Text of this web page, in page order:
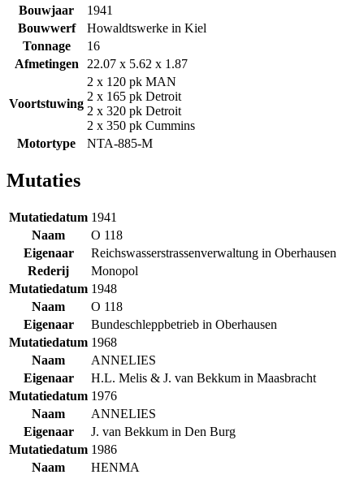
Bouwjaar
1941
Bouwwerf
Howaldtswerke in Kiel
Tonnage
16
Afmetingen
22.07 x 5.62 x 1.87
Voortstuwing
2 x 120 pk MAN
2 x 165 pk Detroit
2 x 320 pk Detroit
2 x 350 pk Cummins
Motortype
NTA-885-M
Mutaties
Mutatiedatum 1941
Naam
O 118
Eigenaar
Reichswasserstrassenverwaltung in Oberhausen
Rederij
Monopol
Mutatiedatum 1948
Naam
O 118
Eigenaar
Bundeschleppbetrieb in Oberhausen
Mutatiedatum 1968
Naam
ANNELIES
Eigenaar
H.L. Melis & J. van Bekkum in Maasbracht
Mutatiedatum 1976
Naam
ANNELIES
Eigenaar
J. van Bekkum in Den Burg
Mutatiedatum 1986
Naam
HENMA